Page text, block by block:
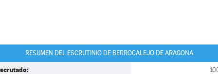
RESUMEN DEL ESCRUTINIO DE BERROCALEJO DE ARAGONA